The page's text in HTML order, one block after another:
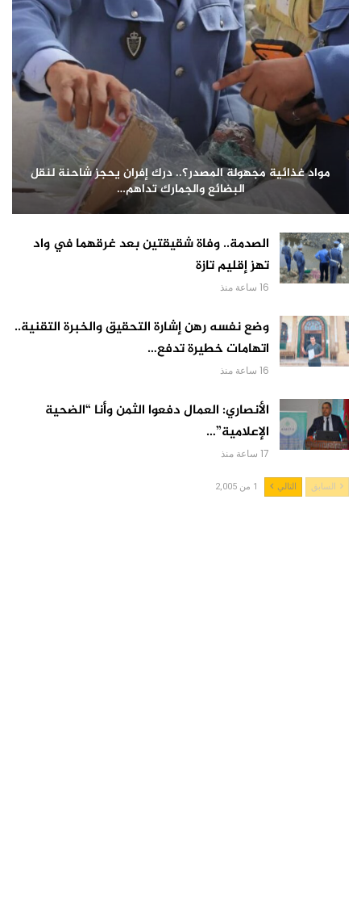
مواد غذائية مجهولة المصدر؟.. درك إفران يحجز شاحنة لنقل
البضائع والجمارك تداهم…
الصدمة.. وفاة شقيقتين بعد غرقهما في واد
تهز إقليم تازة
16 ساعة منذ
وضع نفسه رهن إشارة التحقيق والخبرة التقنية..
اتهامات خطيرة تدفع…
16 ساعة منذ
الأنصاري: العمال دفعوا الثمن وأنا “الضحية
الإعلامية”…
17 ساعة منذ
السابق التالي 1 من 2,005